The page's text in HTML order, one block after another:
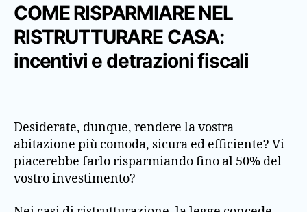
COME RISPARMIARE NEL
RISTRUTTURARE CASA:
incentivi e detrazioni fiscali
Desiderate, dunque, rendere la vostra
abitazione più comoda, sicura ed efficiente? Vi
piacerebbe farlo risparmiando fino al 50% del
vostro investimento?